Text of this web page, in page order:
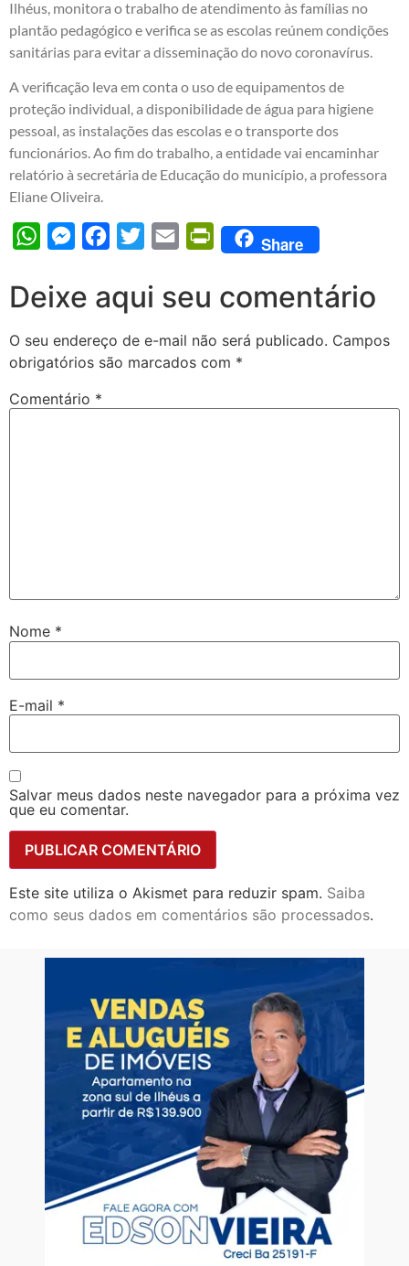
Ilhéus, monitora o trabalho de atendimento às famílias no
plantão pedagógico e verifica se as escolas reúnem condições
sanitárias para evitar a disseminação do novo coronavírus.
A verificação leva em conta o uso de equipamentos de
proteção individual, a disponibilidade de água para higiene
pessoal, as instalações das escolas e o transporte dos
funcionários. Ao fim do trabalho, a entidade vai encaminhar
relatório à secretária de Educação do município, a professora
Eliane Oliveira.
WhatsAppMessengerFacebook
Twitter Email PrintFriendly
Share
Deixe aqui seu comentário
O seu endereço de e-mail não será publicado. Campos
obrigatórios são marcados com *
Comentário *
Nome *
E-mail *
Salvar meus dados neste navegador para a próxima vez
que eu comentar.
Este site utiliza o Akismet para reduzir spam. Saiba
como seus dados em comentários são processados.